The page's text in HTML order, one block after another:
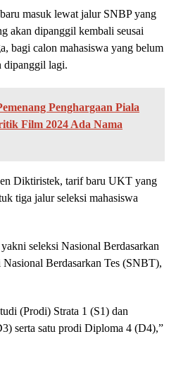
masuk lewat jalur SNBP yang
akan dipanggil kembali seusai
bagi calon mahasiswa yang belum
dipanggil lagi.
Penghargaan Piala
Film 2024 Ada Nama
Diktiristek, tarif baru UKT yang
tiga jalur seleksi mahasiswa
seleksi Nasional Berdasarkan
Berdasarkan Tes (SNBT),
(Prodi) Strata 1 (S1) dan
serta satu prodi Diploma 4 (D4),”